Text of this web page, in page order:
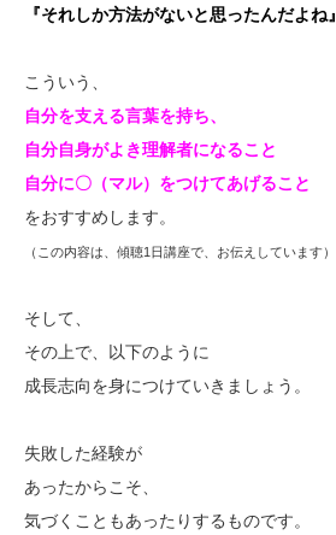
『それしか方法がないと思ったんだよね』
こういう、
自分を支える言葉を持ち、
自分自身がよき理解者になること
自分に〇（マル）をつけてあげること
をおすすめします。
（この内容は、傾聴1日講座で、 お伝えしています）
そして、
その上で、以下のように
成長志向を身につけていきましょう。
失敗した経験が
あったからこそ、
気づくこともあったりするものです。